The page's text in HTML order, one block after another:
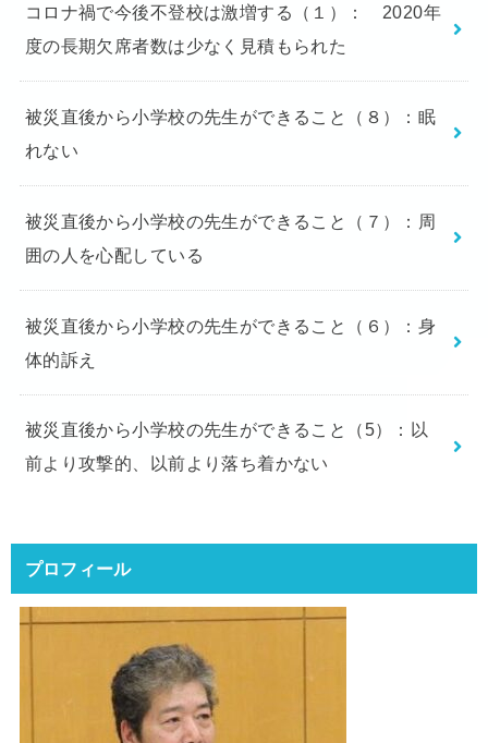
コロナ禍で今後不登校は激増する（１）： 2020年
度の長期欠席者数は少なく見積もられた
被災直後から小学校の先生ができること（８）：眠
れない
被災直後から小学校の先生ができること（７）：周
囲の人を心配している
被災直後から小学校の先生ができること（６）：身
体的訴え
被災直後から小学校の先生ができること（5）：以
前より攻撃的、以前より落ち着かない
プロフィール